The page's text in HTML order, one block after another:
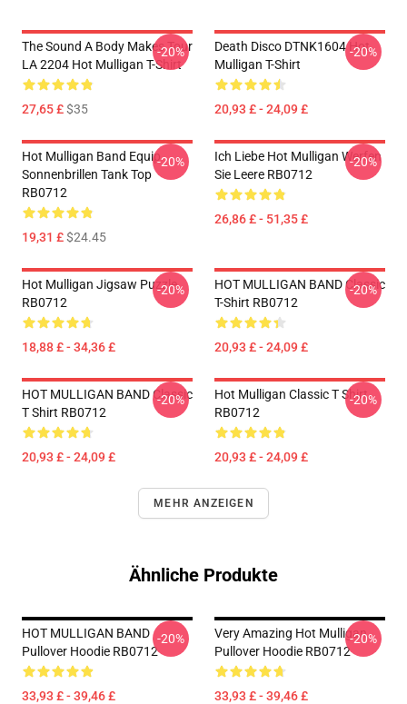
The Sound A Body Makes Tour
LA 2204 Hot Mulligan T-Shirt
27,65 £$35
-20%
Death Disco DTNK1604 Hot
Mulligan T-Shirt
20,93 £ - 24,09 £
-20%
Hot Mulligan Band Equip
Sonnenbrillen Tank Top
RB0712
19,31 £$24.45
-20%
Ich Liebe Hot Mulligan Werfen
Sie Leere RB0712
26,86 £ - 51,35 £
-20%
Hot Mulligan Jigsaw Puzzle
RB0712
18,88 £ - 34,36 £
-20%
HOT MULLIGAN BAND Classic
T-Shirt RB0712
20,93 £ - 24,09 £
-20%
HOT MULLIGAN BAND Classic
T Shirt RB0712
20,93 £ - 24,09 £
-20%
Hot Mulligan Classic T Shirt
RB0712
20,93 £ - 24,09 £
-20%
MEHR ANZEIGEN
Ähnliche Produkte
HOT MULLIGAN BAND
Pullover Hoodie RB0712
33,93 £ - 39,46 £
-20%
Very Amazing Hot Mulligan
Pullover Hoodie RB0712
33,93 £ - 39,46 £
-20%